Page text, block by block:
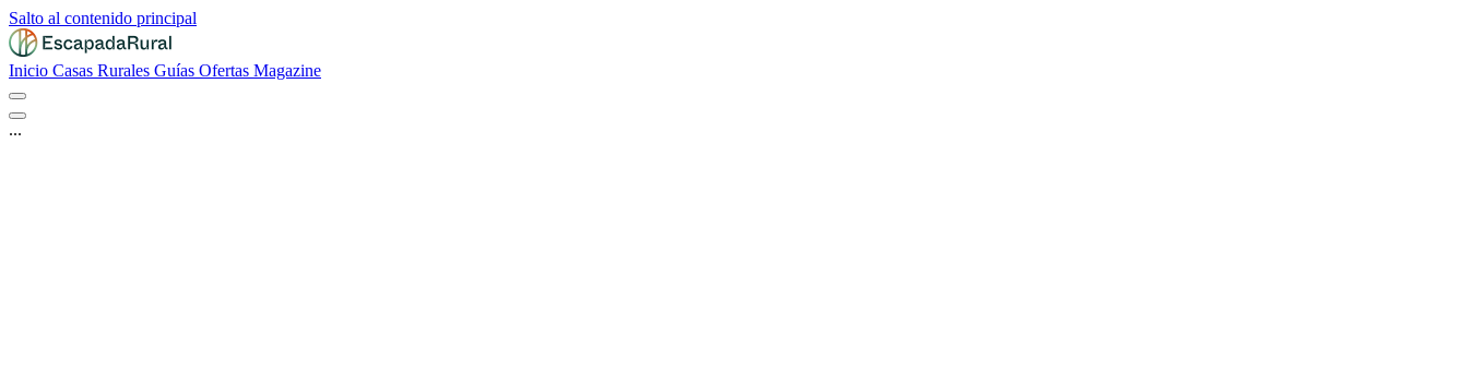
Salto al contenido principal
Inicio Casas Rurales Guías Ofertas Magazine
...